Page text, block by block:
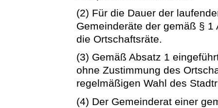
(2) Für die Dauer der
Gemeinderäte der gemäß §
die Ortschaftsräte.
(3) Gemäß Absatz 1
ohne Zustimmung des
regelmäßigen Wahl des
(4) Der Gemeinderat einer